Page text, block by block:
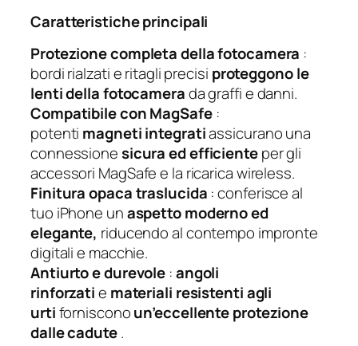
Caratteristiche principali
Protezione completa della fotocamera :
bordi rialzati e ritagli precisi proteggono le
lenti della fotocamerada graffi e danni.
Compatibile con MagSafe:
potenti magneti integratiassicurano una
connessionesicura ed efficienteper gli
accessori MagSafe e la ricarica wireless.
Finitura opaca traslucida : conferisce al
tuo iPhone unaspetto moderno ed
elegante, riducendo al contempo impronte
digitali e macchie.
Antiurto e durevole :angoli
rinforzatie materiali resistenti agli
urtifornisconoun’eccellente protezione
dalle cadute.